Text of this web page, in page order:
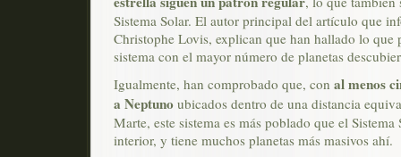
Sistema Solar. El autor principal del artículo que
Christophe Lovis, explican que han hallado lo que
sistema con el mayor número de planetas
Igualmente, han comprobado que, con al menos
a Neptuno ubicados dentro de una distancia
Marte, este sistema es más poblado que el
interior, y tiene muchos planetas más masivos ahí.